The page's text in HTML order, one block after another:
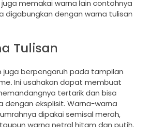
memakai warna lain contohnya
digabungkan dengan warna tulisan
Tulisan
juga berpengaruh pada tampilan
Ini usahakan dapat membuat
tertarik dan bisa
dengan eksplisit. Warna-warna
dipakai semisal merah,
warna netral hitam dan putih.